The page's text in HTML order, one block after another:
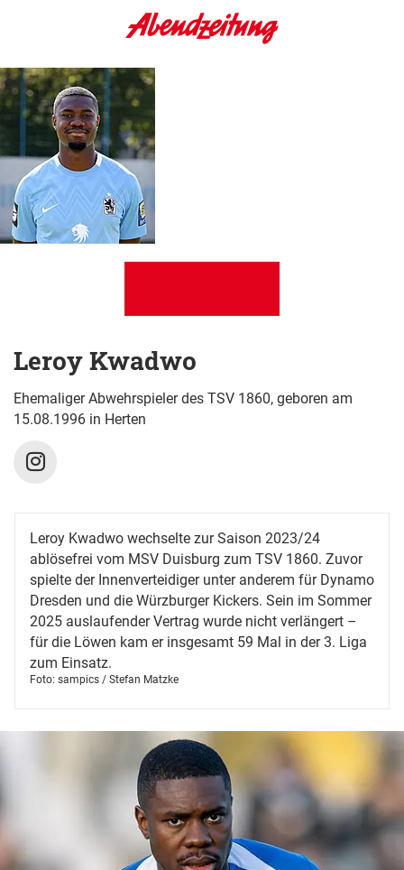
Leroy Kwadwo
Ehemaliger Abwehrspieler des TSV 1860, geboren am
15.08.1996 in Herten
Leroy Kwadwo wechselte zur Saison 2023/24
ablösefrei vom MSV Duisburg zum TSV 1860. Zuvor
spielte der Innenverteidiger unter anderem für Dynamo
Dresden und die Würzburger Kickers. Sein im Sommer
2025 auslaufender Vertrag wurde nicht verlängert –
für die Löwen kam er insgesamt 59 Mal in der 3. Liga
zum Einsatz.
Foto: sampics / Stefan Matzke